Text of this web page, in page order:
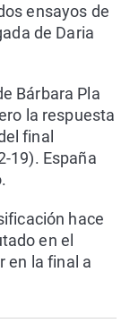
ensayos de
de Daria
Bárbara Pla
la respuesta
final
19). España
hace
en el
en la final a